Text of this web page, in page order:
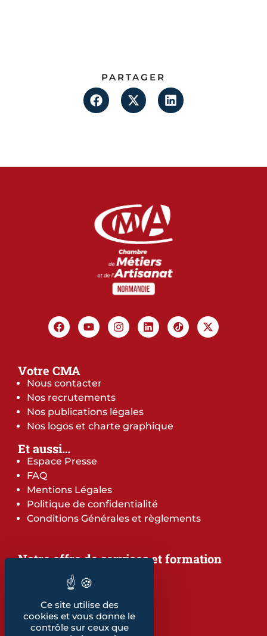
PARTAGER
Votre CMA
Nous contacter
Nos recrutements
Nos publications légales
Nos logos et charte graphique
Et aussi…
Espace Presse
FAQ
Mentions Légales
Politique de confidentialité
Conditions Générales et règlements
Notre offre de services et formation
Notre offre de formation
Notre dépliant formation
Les indicateurs
Nos publications
Ce site utilise des
cookies et vous donne le
contrôle sur ceux que